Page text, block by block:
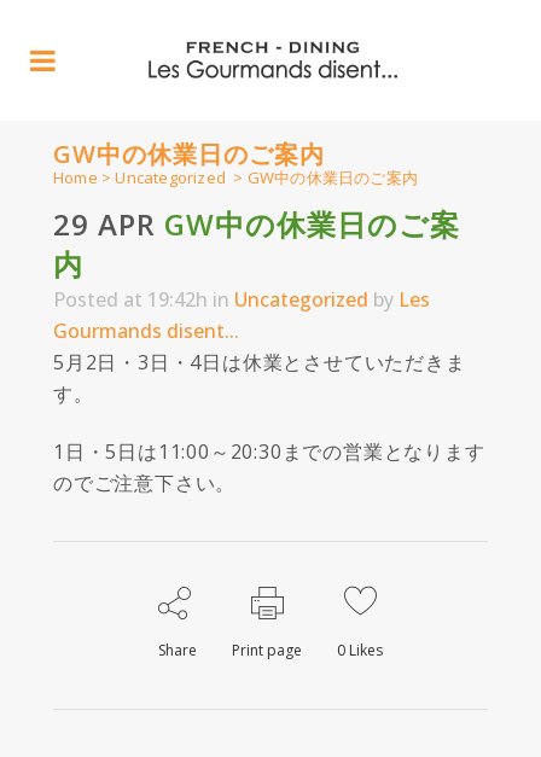
GW中の休業日のご案内
Home >Uncategorized > GW中の休業日のご案内
29 APR GW中の休業日のご案
内
Posted at 19:42h in Uncategorized by Les
Gourmands disent...
5月2日・3日・4日は休業とさせていただきま
す。
1日・5日は11:00～20:30までの営業となります
のでご注意下さい。
Share Print page 0 Likes